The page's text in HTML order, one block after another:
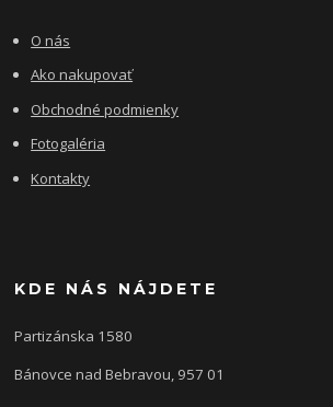
O nás
Ako nakupovať
Obchodné podmienky
Fotogaléria
Kontakty
KDE NÁS NÁJDETE
Partizánska 1580
Bánovce nad Bebravou, 957 01